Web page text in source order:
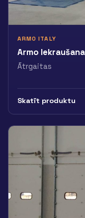
ARMO ITALY
Armo
Ātrgaitas
Skatīt produktu